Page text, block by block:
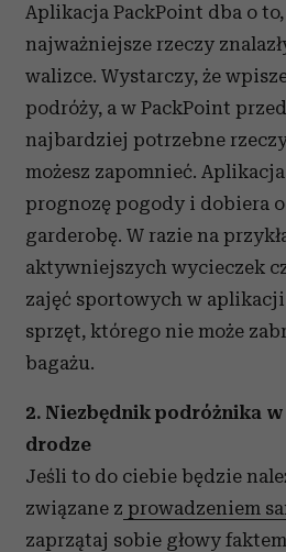
Aplikacja PackPoint dba o
najważniejsze rzeczy
walizce. Wystarczy, że
podróży, a w PackPoint
najbardziej potrzebne
możesz zapomnieć.
prognozę pogody i dobiera
garderobę. W razie na
aktywniejszych wycieczek
zajęć sportowych w
sprzęt, którego nie może
bagażu.
2. Niezbędnik podróżnika
drodze
Jeśli to do ciebie będzie
związane z prowadzeniem
zaprzątaj sobie głowy